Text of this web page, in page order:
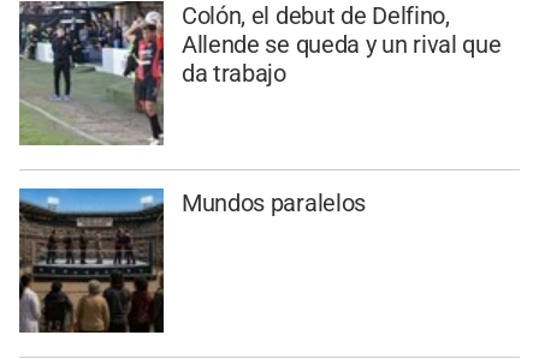
Colón, el debut de Delfino,
Allende se queda y un rival que
da trabajo
Mundos paralelos